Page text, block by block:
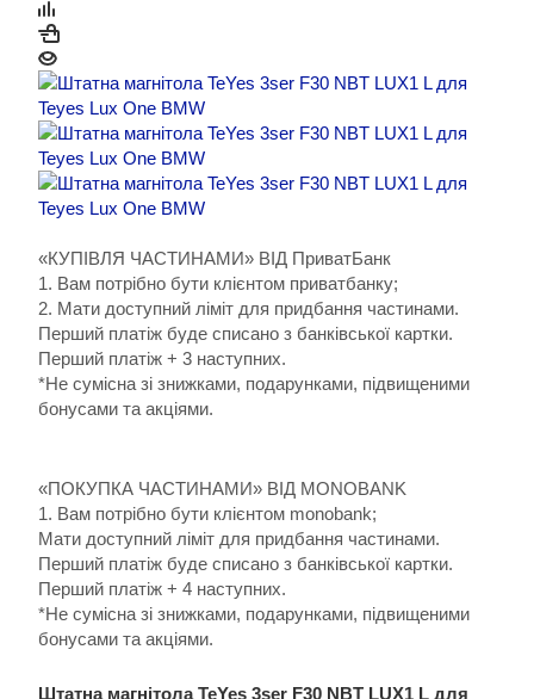
«КУПІВЛЯ ЧАСТИНАМИ» ВІД ПриватБанк
1. Вам потрібно бути клієнтом приватбанку;
2. Мати доступний ліміт для придбання частинами.
Перший платіж буде списано з банківської картки.
Перший платіж + 3 наступних.
*Не сумісна зі знижками, подарунками, підвищеними
бонусами та акціями.
«ПОКУПКА ЧАСТИНАМИ» ВІД MONOBANK
1. Вам потрібно бути клієнтом monobank;
Мати доступний ліміт для придбання частинами.
Перший платіж буде списано з банківської картки.
Перший платіж + 4 наступних.
*Не сумісна зі знижками, подарунками, підвищеними
бонусами та акціями.
Штатна магнітола TeYes 3ser F30 NBT LUX1 L для